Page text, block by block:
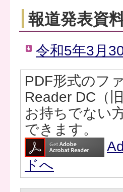
報道発表資
令和5年3月
PDF形式のフ
Reader DC（
お持ちでない
できます。
ドへ